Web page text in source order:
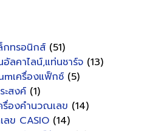
กทรอนิกส์ (51)
ลคาไลน์,แท่นชาร์จ (13)
เครื่องแฟ็กซ์ (5)
ะสงค์ (1)
รื่องคำนวณเลข (14)
ลข CASIO (14)